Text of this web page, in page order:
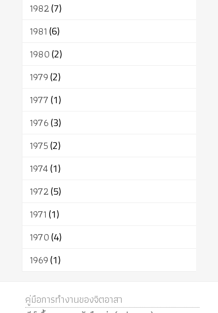
1982(7)
1981 (6)
1980(2)
1979(2)
1977(1)
1976(3)
1975(2)
1974(1)
1972(5)
1971 (1)
1970(4)
1969(1)
คู่มือการทำงานของจิตอาสา